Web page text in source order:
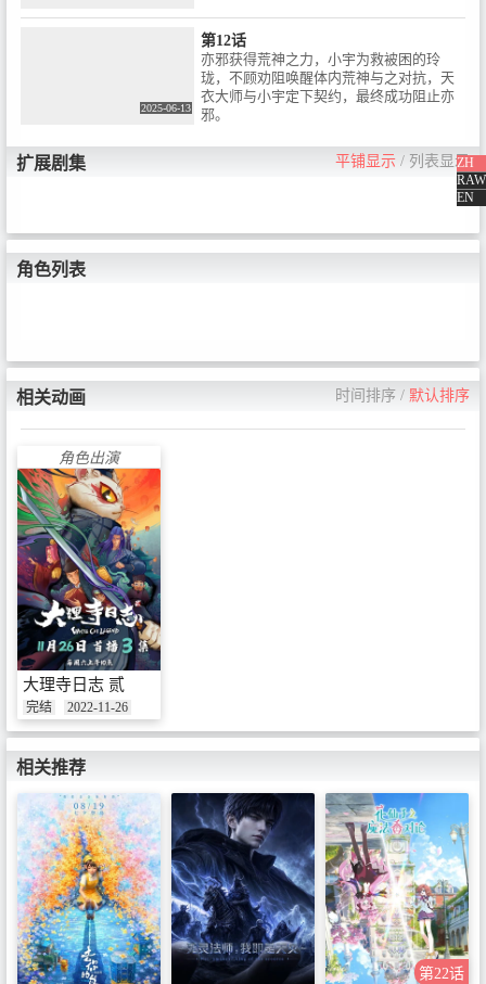
ZH
RAW
EN
2025-06-13
第12话
亦邪获得荒神之力，小宇为救被困的玲
珑，不顾劝阻唤醒体内荒神与之对抗，天
衣大师与小宇定下契约，最终成功阻止亦
邪。
扩展剧集 平铺显示 / 列表显示
角色列表
相关动画 时间排序 / 默认排序
角色出演
大理寺日志 贰
完结 2022-11-26
相关推荐
第22话